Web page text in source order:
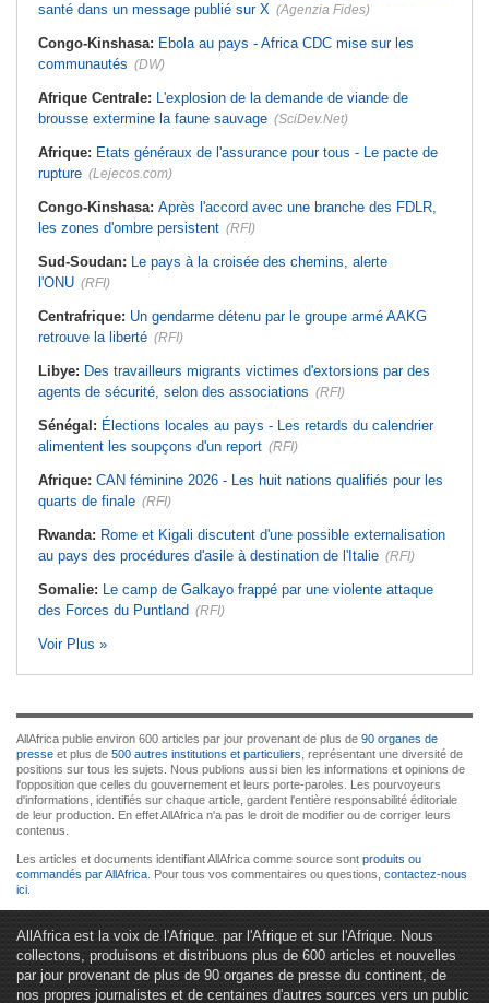
santé dans un message publié sur X (Agenzia Fides)
Congo-Kinshasa: Ebola au pays - Africa CDC mise sur les
communautés (DW)
Afrique Centrale: L'explosion de la demande de viande de
brousse extermine la faune sauvage (SciDev.Net)
Afrique: Etats généraux de l'assurance pour tous - Le pacte de
rupture (Lejecos.com)
Congo-Kinshasa: Après l'accord avec une branche des FDLR,
les zones d'ombre persistent (RFI)
Sud-Soudan: Le pays à la croisée des chemins, alerte
l'ONU (RFI)
Centrafrique: Un gendarme détenu par le groupe armé AAKG
retrouve la liberté (RFI)
Libye: Des travailleurs migrants victimes d'extorsions par des
agents de sécurité, selon des associations (RFI)
Sénégal: Élections locales au pays - Les retards du calendrier
alimentent les soupçons d'un report (RFI)
Afrique: CAN féminine 2026 - Les huit nations qualifiés pour les
quarts de finale (RFI)
Rwanda: Rome et Kigali discutent d'une possible externalisation
au pays des procédures d'asile à destination de l'Italie (RFI)
Somalie: Le camp de Galkayo frappé par une violente attaque
des Forces du Puntland (RFI)
Voir Plus »
AllAfrica publie environ 600 articles par jour provenant de plus de 90 organes de
presse et plus de 500 autres institutions et particuliers , représentant une diversité de
positions sur tous les sujets. Nous publions aussi bien les informations et opinions de
l'opposition que celles du gouvernement et leurs porte-paroles. Les pourvoyeurs
d'informations, identifiés sur chaque article, gardent l'entière responsabilité éditoriale
de leur production. En effet AllAfrica n'a pas le droit de modifier ou de corriger leurs
contenus.
Les articles et documents identifiant AllAfrica comme source sont produits ou
commandés par AllAfrica . Pour tous vos commentaires ou questions, contactez-nous
ici
AllAfrica est la voix de l'Afrique. par l'Afrique et sur l'Afrique. Nous
collectons, produisons et distribuons plus de 600 articles et nouvelles
par jour provenant de plus de 90 organes de presse du continent, de
nos propres journalistes et de centaines d'autres sources vers un public